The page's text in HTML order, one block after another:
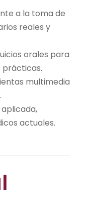
a la toma de
reales y
orales para
prácticas.
multimedia
actuales.